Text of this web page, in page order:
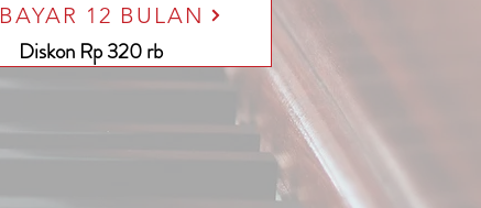
BAYAR 12 BULAN
Diskon Rp 320 rb